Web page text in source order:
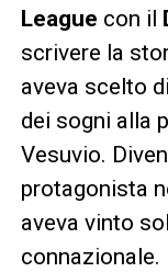
League con il
scrivere la
aveva scelto
dei sogni alla
Vesuvio.
protagonista
aveva vinto
connazionale.